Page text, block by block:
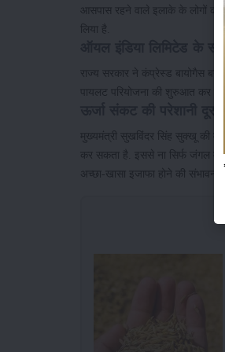
आसपास रहने वाले इलाके के लोगों को
लिया है.
ऑयल इंडिया लिमिटेड के
राज्य सरकार ने कंप्रेस्ड बायोगैस
पायलट परियोजना की शुरुआत कर दी
ऊर्जा संकट की परेशानी दूर
मुख्यमंत्री सुखविंदर सिंह सुक्खू की
कर सकता है. इससे ना सिर्फ जंगल में
अच्छा-खासा इजाफा होने की संभावना है.